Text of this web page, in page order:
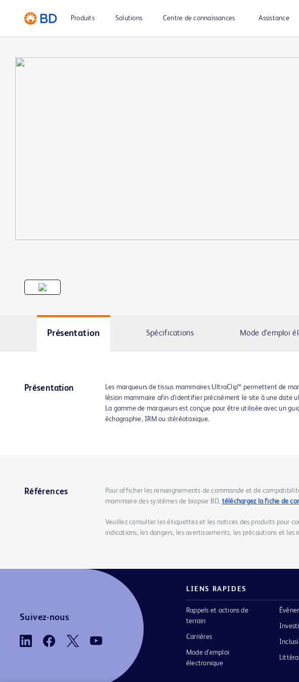
Produits Solutions Centre de connaissances Assistance
Présentation Spécifications Mode d’emploi
Présentation
Les marqueurs de tissus mammaires UltraClip™ permettent de
lésion mammaire afin d’identifier précisément le site à une date
La gamme de marqueurs est conçue pour être utilisée avec un
échographie, IRM ou stéréotaxique.
Références
Pour afficher les renseignements de commande et de
mammaire des systèmes de biopsie BD, téléchargez la fiche de
Veuillez consulter les étiquettes et les notices des produits pour
indications, les dangers, les avertissements, les précautions et les
Suivez-nous
LIENS RAPIDES
Rappels et actions de
terrain
Carrières
Mode d’emploi
électronique